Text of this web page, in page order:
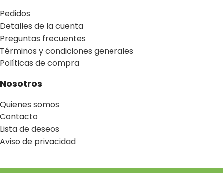
Pedidos
Detalles de la cuenta
Preguntas frecuentes
Términos y condiciones generales
Políticas de compra
Nosotros
Quienes somos
Contacto
Lista de deseos
Aviso de privacidad